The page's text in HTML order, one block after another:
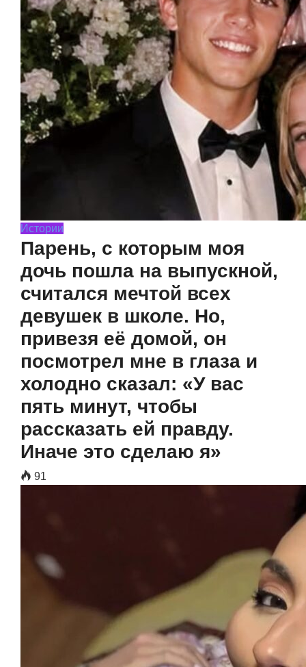
Истории
Парень, с которым моя
дочь пошла на выпускной,
считался мечтой всех
девушек в школе. Но,
привезя её домой, он
посмотрел мне в глаза и
холодно сказал: «У вас
пять минут, чтобы
рассказать ей правду.
Иначе это сделаю я»
91